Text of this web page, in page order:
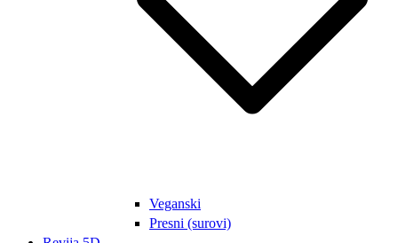
Veganski
Presni (surovi)